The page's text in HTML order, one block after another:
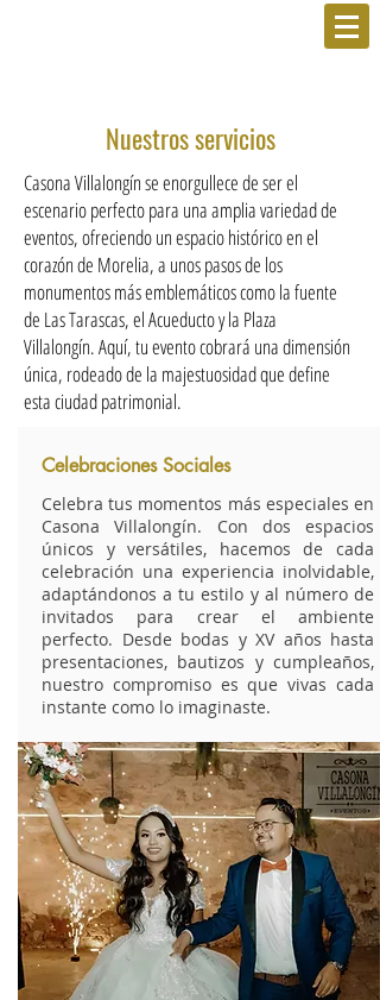
Nuestros servicios
Casona Villalongín se enorgullece de ser el
escenario perfecto para una amplia variedad de
eventos, ofreciendo un espacio histórico en el
corazón de Morelia, a unos pasos de los
monumentos más emblemáticos como la fuente
de Las Tarascas, el Acueducto y la Plaza
Villalongín. Aquí, tu evento cobrará una dimensión
única, rodeado de la majestuosidad que define
esta ciudad patrimonial.
Celebraciones Sociales
Celebra tus momentos más especiales en
Casona Villalongín. Con dos espacios
únicos y versátiles, hacemos de cada
celebración una experiencia inolvidable,
adaptándonos a tu estilo y al número de
invitados para crear el ambiente
perfecto. Desde bodas y XV años hasta
presentaciones, bautizos y cumpleaños,
nuestro compromiso es que vivas cada
instante como lo imaginaste.